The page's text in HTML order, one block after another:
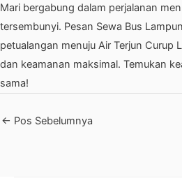
Mari bergabung dalam perjalanan
tersembunyi. Pesan Sewa Bus
petualangan menuju Air Terjun Curup
dan keamanan maksimal. Temukan
sama!
← Pos Sebelumnya